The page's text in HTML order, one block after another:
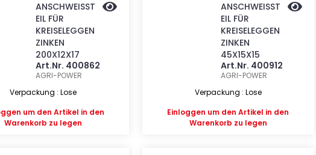
ANSCHWEISST
EIL FÜR
KREISELEGGEN
ZINKEN
200X12X17
Art.Nr. 400862
AGRI-POWER
Verpackung : Lose
um den Artikel in den
Warenkorb zu legen
ANSCHWEISST
EIL FÜR
KREISELEGGEN
ZINKEN
45X15X15
Art.Nr. 400912
AGRI-POWER
Verpackung : Lose
Einloggen um den Artikel in den
Warenkorb zu legen